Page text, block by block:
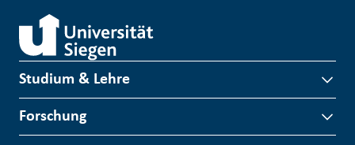
Studium & Lehre
Forschung